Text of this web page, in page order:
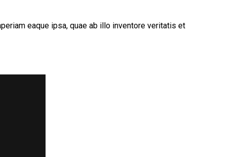
eaque ipsa, quae ab illo inventore veritatis et